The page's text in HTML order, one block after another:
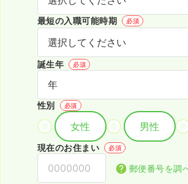
最短の入職可能時期 必須
誕生年 必須
性別 必須
女性 男性
現在のお住まい 必須
郵便番号を調